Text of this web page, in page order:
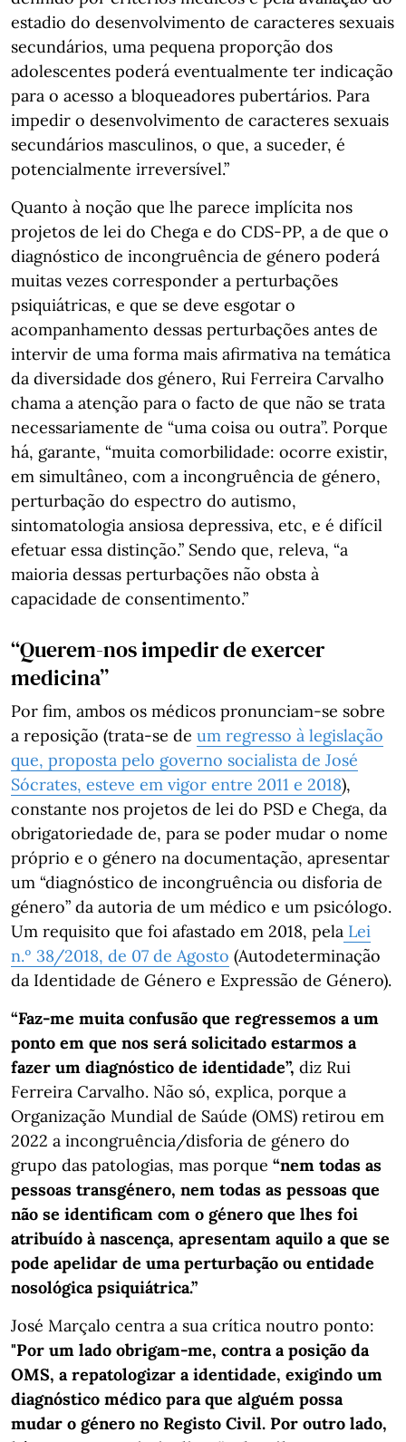
estadio do desenvolvimento de caracteres sexuais
secundários, uma pequena proporção dos
adolescentes poderá eventualmente ter indicação
para o acesso a bloqueadores pubertários. Para
impedir o desenvolvimento de caracteres sexuais
secundários masculinos, o que, a suceder, é
potencialmente irreversível.”
Quanto à noção que lhe parece implícita nos
projetos de lei do Chega e do CDS-PP, a de que o
diagnóstico de incongruência de género poderá
muitas vezes corresponder a perturbações
psiquiátricas, e que se deve esgotar o
acompanhamento dessas perturbações antes de
intervir de uma forma mais afirmativa na temática
da diversidade dos género, Rui Ferreira Carvalho
chama a atenção para o facto de que não se trata
necessariamente de “uma coisa ou outra”. Porque
há, garante, “muita comorbilidade: ocorre existir,
em simultâneo, com a incongruência de género,
perturbação do espectro do autismo,
sintomatologia ansiosa depressiva, etc, e é difícil
efetuar essa distinção.” Sendo que, releva, “a
maioria dessas perturbações não obsta à
capacidade de consentimento.”
“Querem-nos impedir de exercer
medicina”
Por fim, ambos os médicos pronunciam-se sobre
a reposição (trata-se de um regresso à legislação
que, proposta pelo governo socialista de José
Sócrates, esteve em vigor entre 2011 e 2018),
constante nos projetos de lei do PSD e Chega, da
obrigatoriedade de, para se poder mudar o nome
próprio e o género na documentação, apresentar
um “diagnóstico de incongruência ou disforia de
género” da autoria de um médico e um psicólogo.
Um requisito que foi afastado em 2018, pela Lei
n.º 38/2018, de 07 de Agosto (Autodeterminação
da Identidade de Género e Expressão de Género).
“Faz-me muita confusão que regressemos a um
ponto em que nos será solicitado estarmos a
fazer um diagnóstico de identidade”, diz Rui
Ferreira Carvalho. Não só, explica, porque a
Organização Mundial de Saúde (OMS) retirou em
2022 a incongruência/disforia de género do
grupo das patologias, mas porque “nem todas as
pessoas transgénero, nem todas as pessoas que
não se identificam com o género que lhes foi
atribuído à nascença, apresentam aquilo a que se
pode apelidar de uma perturbação ou entidade
nosológica psiquiátrica.”
José Marçalo centra a sua crítica noutro ponto:
"Por um lado obrigam-me, contra a posição da
OMS, a repatologizar a identidade, exigindo um
diagnóstico médico para que alguém possa
mudar o género no Registo Civil. Por outro lado,